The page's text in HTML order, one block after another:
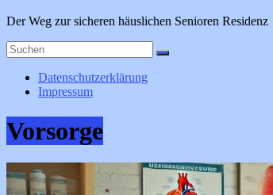
Der Weg zur sicheren häuslichen Senioren Residenz
Datenschutzerklärung
Impressum
Vorsorge